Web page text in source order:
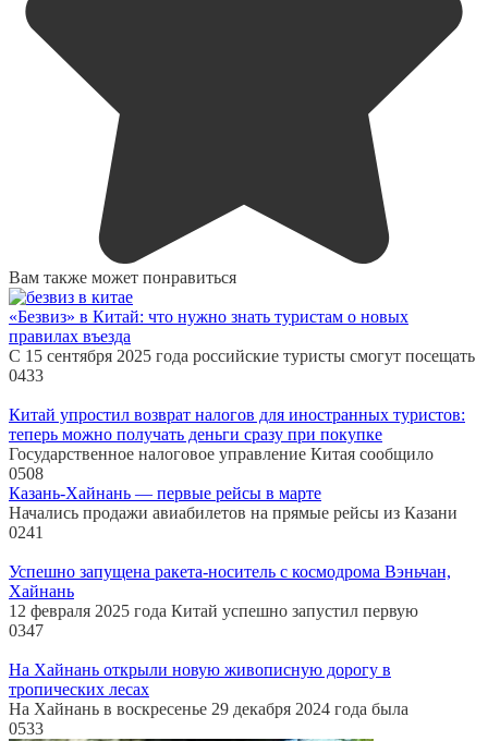
Вам также может понравиться
«Безвиз» в Китай: что нужно знать туристам о новых
правилах въезда
С 15 сентября 2025 года российские туристы смогут посещать
0433
Китай упростил возврат налогов для иностранных туристов:
теперь можно получать деньги сразу при покупке
Государственное налоговое управление Китая сообщило
0508
Казань-Хайнань — первые рейсы в марте
Начались продажи авиабилетов на прямые рейсы из Казани
0241
Успешно запущена ракета-носитель с космодрома Вэньчан,
Хайнань
12 февраля 2025 года Китай успешно запустил первую
0347
На Хайнань открыли новую живописную дорогу в
тропических лесах
На Хайнань в воскресенье 29 декабря 2024 года была
0533